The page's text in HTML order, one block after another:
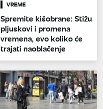
VREME
Spremite kišobrane: Stižu
pljuskovi i promena
vremena, evo koliko će
trajati naoblačenje